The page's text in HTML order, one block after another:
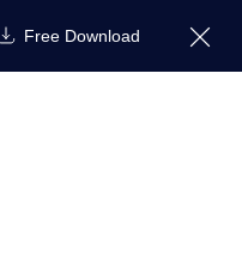
Free Download